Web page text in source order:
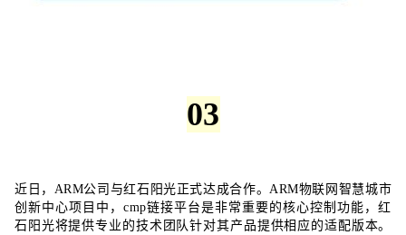
03
近日， ARM公司与红石阳光正式达成合作。 ARM物联网智慧城市
创新中心项目中，cmp链接平台是非常重要的核心控制功能，红
石阳光将提供专业的技术团队针对其产品提供相应的适配版本。